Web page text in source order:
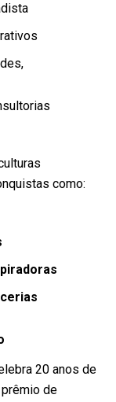
como:
20 anos de
de